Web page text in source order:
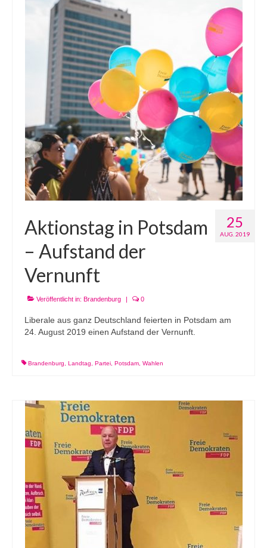
25
AUG. 2019
Aktionstag in Potsdam
– Aufstand der
Vernunft
Veröffentlicht in: Brandenburg | 0
Liberale aus ganz Deutschland feierten in Potsdam am
24. August 2019 einen Aufstand der Vernunft.
Brandenburg Landtag Partei Potsdam Wahlen